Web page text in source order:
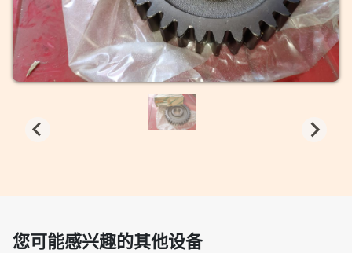
您可能感兴趣的其他设备